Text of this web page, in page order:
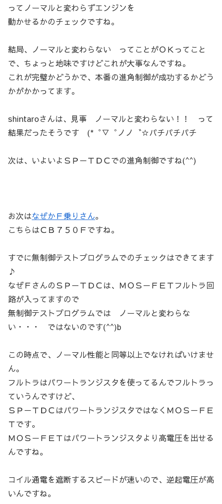
ってノーマルと変わらずエンジンを
動かせるかのチェックですね。
結局、ノーマルと変わらない ってことがＯＫってこと
で、ちょっと地味ですけどこれが大事なんですね。
これが完璧かどうかで、本番の進角制御が成功するかどう
かがかかってます。
shintaroさんは、見事 ノーマルと変わらない！！ って
結果だったそうです (*゜▽゜ノノ゛☆パチパチパチ
次は、いよいよＳＰ－ＴＤＣでの進角制御ですね(^^)
お次はなぜかＦ乗りさん。
こちらはＣＢ７５０Ｆですね。
すでに無制御テストプログラムでのチェックはできてます
♪
なぜＦさんのＳＰ－ＴＤＣは、ＭＯＳ－ＦＥＴフルトラ回
路が入ってますので
無制御テストプログラムでは ノーマルと変わらな
い・・・ ではないのです(^^)b
この時点で、ノーマル性能と同等以上でなければいけませ
ん。
フルトラはパワートランジスタを使ってるんでフルトラっ
ていうんですけど、
ＳＰ－ＴＤＣはパワートランジスタではなくＭＯＳ－ＦＥ
Ｔです。
ＭＯＳ－ＦＥＴはパワートランジスタより高電圧を出せる
んですね。
コイル通電を遮断するスピードが速いので、逆起電圧が高
いんですね。